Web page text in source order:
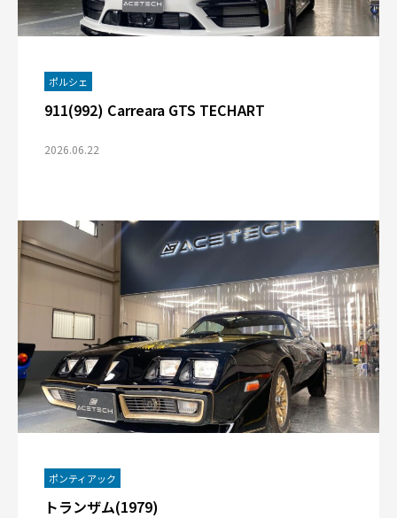
ポルシェ
911(992) Carreara GTS TECHART
2026.06.22
ポンティアック
トランザム(1979)